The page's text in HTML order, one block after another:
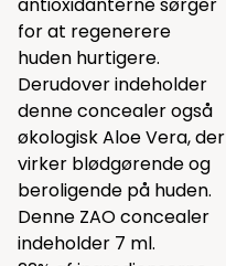
for at regenerere
huden hurtigere.
Derudover indeholder
denne concealer også
økologisk Aloe Vera, der
virker blødgørende og
beroligende på huden.
Denne ZAO concealer
indeholder 7 ml.